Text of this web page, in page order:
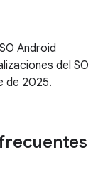
Android
del SO
de 2025.